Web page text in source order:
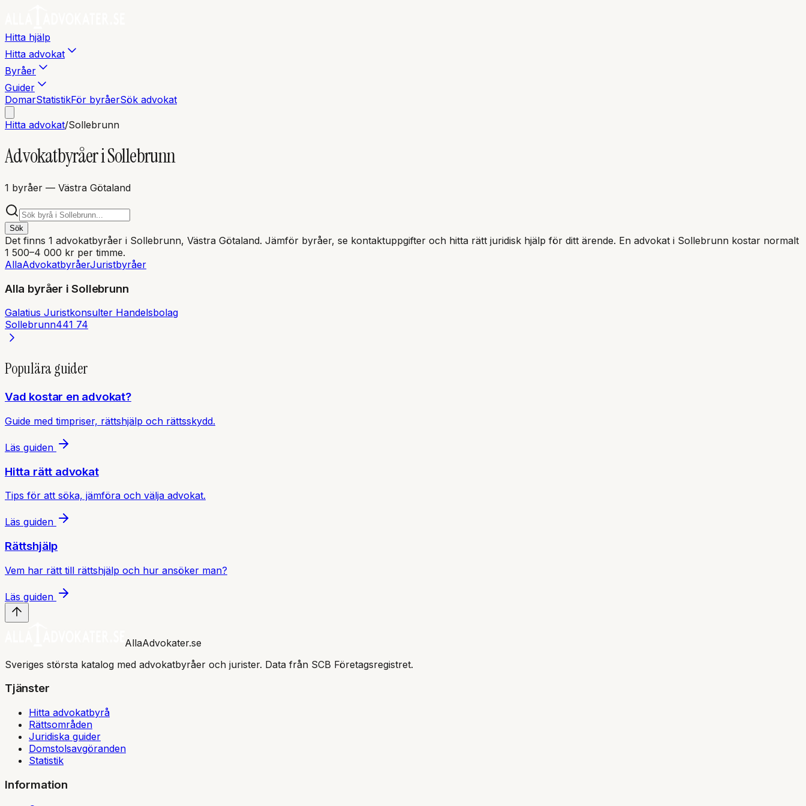
Hitta hjälp
Hitta advokat
Byråer
Guider
DomarStatistikFör byråerSök advokat
Hitta advokat/Sollebrunn
Advokatbyråer iSollebrunn
1 byråer — Västra Götaland
Sök
Det finns 1 advokatbyråer i Sollebrunn, Västra Götaland. Jämför byråer, se kontaktuppgifter och hitta rätt juridisk hjälp för ditt ärende. En advokat i Sollebrunn kostar normalt
1 500–4 000 kr per timme.
AllaAdvokatbyråerJuristbyråer
Alla byråer iSollebrunn
Galatius Juristkonsulter Handelsbolag
Sollebrunn441 74
Populära guider
Vad kostar en advokat?
Guide med timpriser, rättshjälp och rättsskydd.
Läs guiden
Hitta rätt advokat
Tips för att söka, jämföra och välja advokat.
Läs guiden
Rättshjälp
Vem har rätt till rättshjälp och hur ansöker man?
Läs guiden
AllaAdvokater.se
Sveriges största katalog med advokatbyråer och jurister. Data från SCB Företagsregistret.
Tjänster
Hitta advokatbyrå
Rättsområden
Juridiska guider
Domstolsavgöranden
Statistik
Information